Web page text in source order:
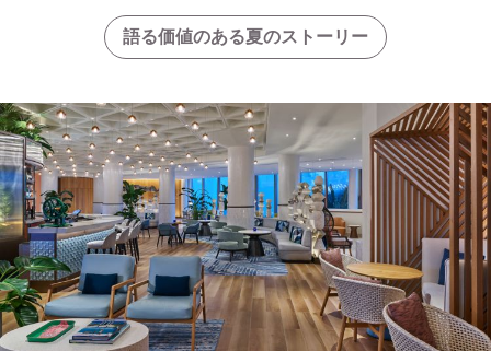
語る価値のある夏のストーリー